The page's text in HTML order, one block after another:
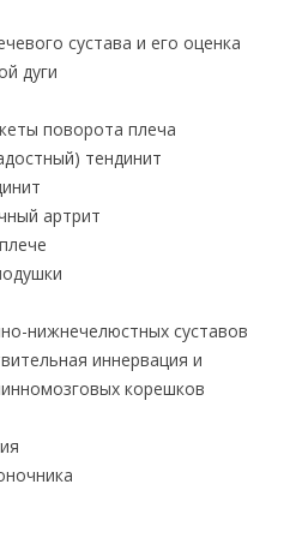
сустава и его оценка
дуги
поворота плеча
тендинит
артрит
нижнечелюстных суставов
иннервация и
корешков